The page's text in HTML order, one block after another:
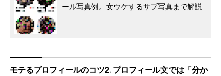
ール写真例。女ウケするサブ写真まで解説
モテるプロフィールのコツ2. プロフィール文では「分か